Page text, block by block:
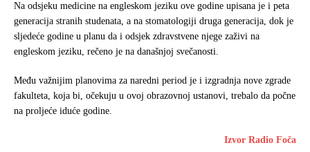
Na odsjeku medicine na engleskom jeziku ove godine upisana je i peta
generacija stranih studenata, a na stomatologiji druga generacija, dok je
sljedeće godine u planu da i odsjek zdravstvene njege zaživi na
engleskom jeziku, rečeno je na današnjoj svečanosti.
Među važnijim planovima za naredni period je i izgradnja nove zgrade
fakulteta, koja bi, očekuju u ovoj obrazovnoj ustanovi, trebalo da počne
na proljeće iduće godine.
Izvor Radio Foča